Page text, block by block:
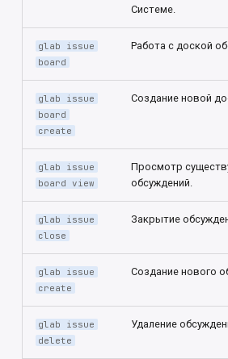
Системе.
glab issue
board
Работа с доской
glab issue
board
create
Создание новой
glab issue
board view
Просмотр
обсуждений.
glab issue
close
Закрытие
glab issue
create
Создание нового
glab issue
delete
Удаление